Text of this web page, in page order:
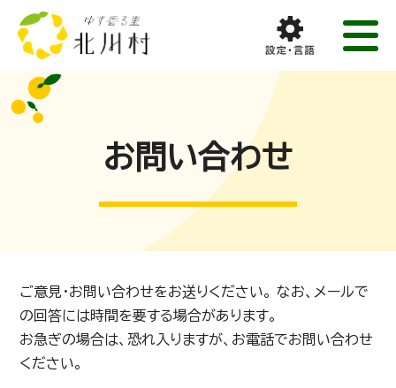
お問い合わせ
ご意見・お問い合わせをお送りください。 なお、メールで
の回答には時間を要する場合があります。
お急ぎの場合は、恐れ入りますが、お電話でお問い合わせ
ください。